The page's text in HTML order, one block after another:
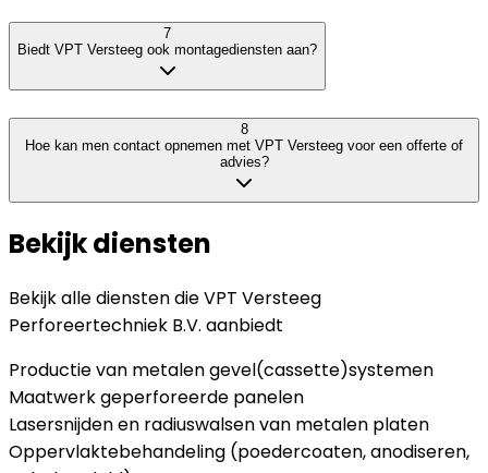
7
Biedt VPT Versteeg ook montagediensten aan?
8
Hoe kan men contact opnemen met VPT Versteeg voor een offerte of
advies?
Bekijk diensten
Bekijk alle diensten dieVPT Versteeg
Perforeertechniek B.V. aanbiedt
Productie van metalen gevel(cassette)systemen
Maatwerk geperforeerde panelen
Lasersnijden en radiuswalsen van metalen platen
Oppervlaktebehandeling (poedercoaten, anodiseren,